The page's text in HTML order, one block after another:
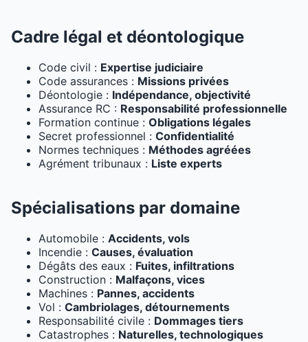
Cadre légal et déontologique
Code civil : Expertise judiciaire
Code assurances : Missions privées
Déontologie : Indépendance, objectivité
Assurance RC : Responsabilité professionnelle
Formation continue : Obligations légales
Secret professionnel : Confidentialité
Normes techniques : Méthodes agréées
Agrément tribunaux : Liste experts
Spécialisations par domaine
Automobile : Accidents, vols
Incendie : Causes, évaluation
Dégâts des eaux : Fuites, infiltrations
Construction : Malfaçons, vices
Machines : Pannes, accidents
Vol : Cambriolages, détournements
Responsabilité civile : Dommages tiers
Catastrophes : Naturelles, technologiques